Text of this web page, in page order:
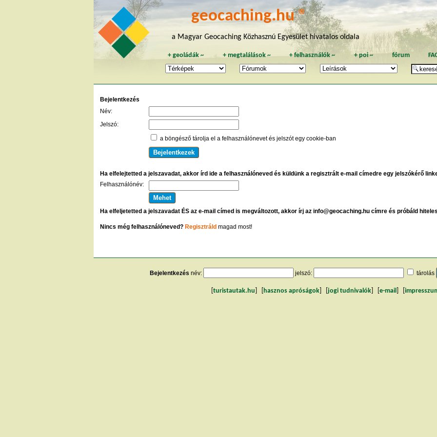
geocaching.hu ®
a Magyar Geocaching Közhasznú Egyesület hivatalos oldala
+geoládák ~ + megtalálások~ +felhasználók ~ +poi~ fórum
Bejelentkezés
Név:
Jelszó:
a böngésző tárolja el a felhasználónevet és jelszót egy cookie-ban
Ha elfelejtetted a jelszavadat, akkor írd ide a felhasználóneved és küldünk a regisztrált e-mail címedre egy jelszókérő
Felhasználónév:
Ha elfeljetetted a jelszavadat ÉS az e-mail címed is megváltozott, akkor írj az info@geocaching.hu címre és próbáld
Nincs még felhasználóneved? Regisztráld magad most!
Bejelentkezés név: jelszó: tárolás
turistautak.hu hasznos apróságok jogi tudnivalók e-mail